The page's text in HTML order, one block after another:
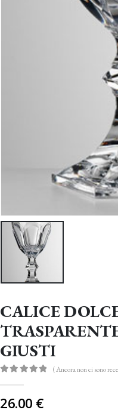
CALICE
GIUSTI
( Ancora non ci sono
26.00 €